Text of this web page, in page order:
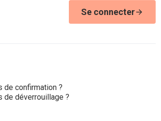
Se connecter
de confirmation ?
de déverrouillage ?